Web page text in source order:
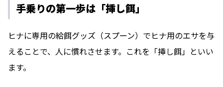
手乗りの第一歩は「挿し餌」
ヒナに専用の給餌グッズ（スプーン）でヒナ用のエサを与
えることで、人に慣れさせます。これを「挿し餌」といい
ます。